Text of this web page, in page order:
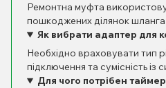
Ремонтна муфта
пошкоджених ділянок шланга
Як вибрати адаптер для
Необхідно враховувати тип
підключення та сумісність
Для чого потрібен